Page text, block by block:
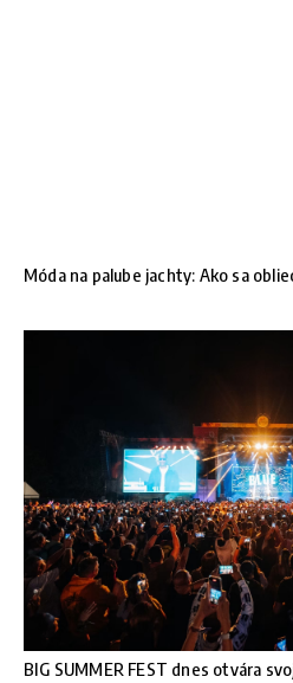
Móda na palube jachty: Ako sa
BIG SUMMER FEST dnes otvára